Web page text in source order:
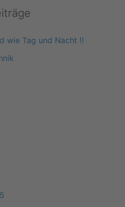
wie Tag und Nacht ‼️